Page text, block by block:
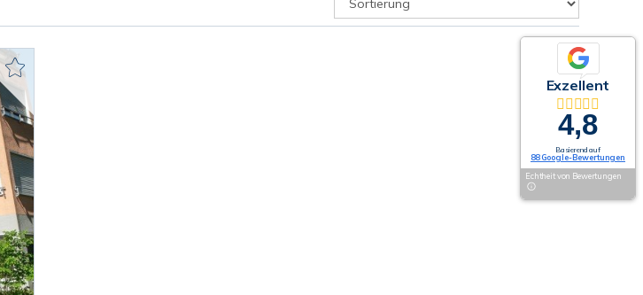
Exzellent
4,8
Basierend auf
88 Google-Bewertungen
Echtheit von Bewertungen